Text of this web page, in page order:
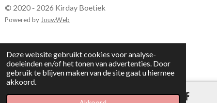
Deze website gebruikt cookies voor analyse-
doeleinden en/of het tonen van advertenties. Door
gebruik te blijven maken van de site gaat u hiermee
akkoord.
© 2020 - 2026 Kirday Boetiek
Powered by JouwWeb